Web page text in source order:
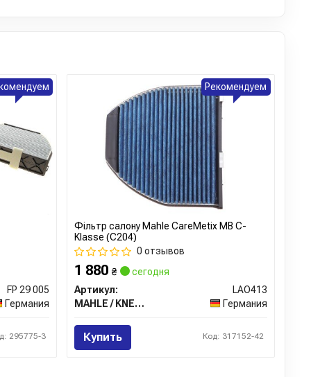
FP 29 005
Германия
295775-3
Фільтр салону Mahle CareMetix MB C-
Klasse (C204)
0 отзывов
1 880₴
сегодня
Артикул:
LAO413
MAHLE / KNECHT
Германия
Купить Код: 317152-42
Рекомендуем